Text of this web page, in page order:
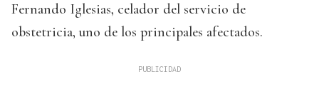
Fernando Iglesias, celador del servicio de
obstetricia, uno de los principales afectados.